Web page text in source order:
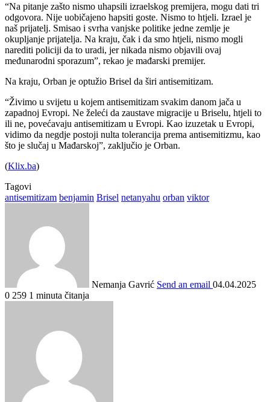
“Na pitanje zašto nismo uhapsili izraelskog premijera, mogu dati tri
odgovora. Nije uobičajeno hapsiti goste. Nismo to htjeli. Izrael je
naš prijatelj. Smisao i svrha vanjske politike jedne zemlje je
okupljanje prijatelja. Na kraju, čak i da smo htjeli, nismo mogli
narediti policiji da to uradi, jer nikada nismo objavili ovaj
međunarodni sporazum”, rekao je mađarski premijer.
Na kraju, Orban je optužio Brisel da širi antisemitizam.
“Živimo u svijetu u kojem antisemitizam svakim danom jača u
zapadnoj Evropi. Ne želeći da zaustave migracije u Briselu, htjeli to
ili ne, povećavaju antisemitizam u Evropi. Kao izuzetak u Evropi,
vidimo da negdje postoji nulta tolerancija prema antisemitizmu, kao
što je slučaj u Mađarskoj”, zaključio je Orban.
(Klix.ba)
Tagovi
antisemitizam benjamin Brisel netanyahu orban viktor
Nemanja Gavrić Send an email 04.04.2025
0 259 1 minuta čitanja